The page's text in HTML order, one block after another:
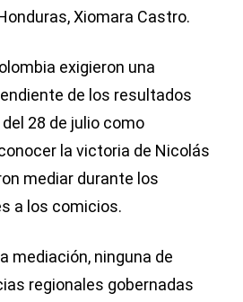
Xiomara Castro.
exigieron una
de los resultados
28 de julio como
la victoria de Nicolás
mediar durante los
a los comicios.
mediación, ninguna de
regionales gobernadas